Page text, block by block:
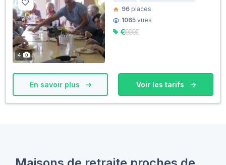
4
96 places
1065 vues
En savoir plus Voir les tarifs